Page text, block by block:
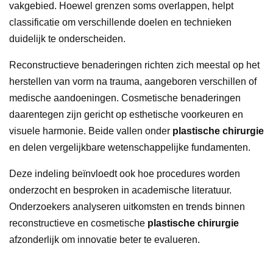
vakgebied. Hoewel grenzen soms overlappen, helpt
classificatie om verschillende doelen en technieken
duidelijk te onderscheiden.
Reconstructieve benaderingen richten zich meestal op het
herstellen van vorm na trauma, aangeboren verschillen of
medische aandoeningen. Cosmetische benaderingen
daarentegen zijn gericht op esthetische voorkeuren en
visuele harmonie. Beide vallen onder plastische chirurgie
en delen vergelijkbare wetenschappelijke fundamenten.
Deze indeling beïnvloedt ook hoe procedures worden
onderzocht en besproken in academische literatuur.
Onderzoekers analyseren uitkomsten en trends binnen
reconstructieve en cosmetische plastische chirurgie
afzonderlijk om innovatie beter te evalueren.